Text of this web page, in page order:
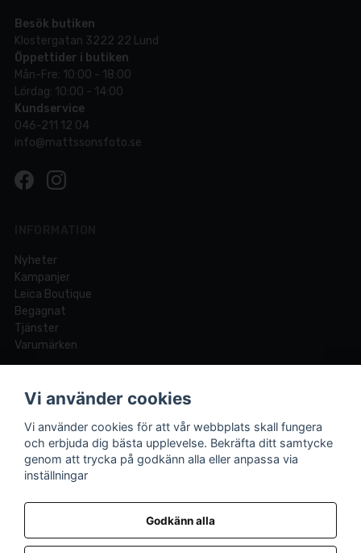
Besök butiken
Klostergatan 3222 22 Lund
Öppettider i butiken
Mån-Fre: 10:00 - 18:00
Lördag: 10:00 - 14:00
Kundservice
046-211 12 04
info@mattssonsfoto.se
Nyheter
Kampanjer
Leica Boutique
Begagnat
Tjänster
Varumärken
MITT KONTO
Logga in
Registrera dig
Glömt lösenord?
Vi är experter på foto och video med över 100 års
Vi använder cookies
Vi använder cookies för att vår webbplats skall fungera
och erbjuda dig bästa upplevelse. Bekräfta ditt samtycke
genom att trycka på godkänn alla eller anpassa via
inställningar
Godkänn alla